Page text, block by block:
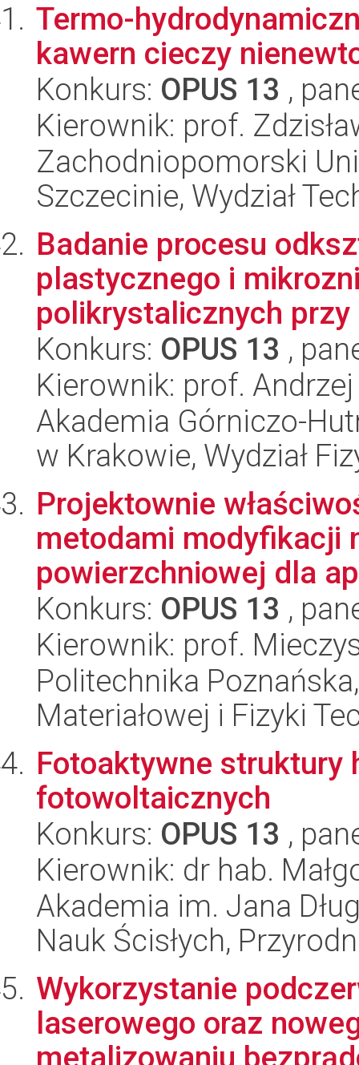
Termo-
kawern cieczy
Konkurs: OPUS 13 ,
Kierownik: prof.
Zachodniopomorski
Szczecinie, Wydział
Badanie procesu
plastycznego i
polikrystalicznych
Konkurs: OPUS 13 ,
Kierownik: prof.
Akademia Górniczo-
w Krakowie, Wydział
Projektownie
metodami modyfikacji
powierzchniowej dla
Konkurs: OPUS 13 ,
Kierownik: prof.
Politechnika
Materiałowej i Fizyki
Fotoaktywne struktury
fotowoltaicznych
Konkurs: OPUS 13 ,
Kierownik: dr hab.
Akademia im. Jana
Nauk Ścisłych,
Wykorzystanie
laserowego oraz
metalizowaniu